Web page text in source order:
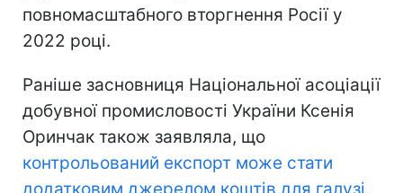
повномасштабного вторгнення Росії у
2022 році.
Раніше засновниця Національної асоціації
добувної промисловості України Ксенія
Оринчак також заявляла, що
контрольований експорт може стати
додатковим джерелом коштів для галузі,